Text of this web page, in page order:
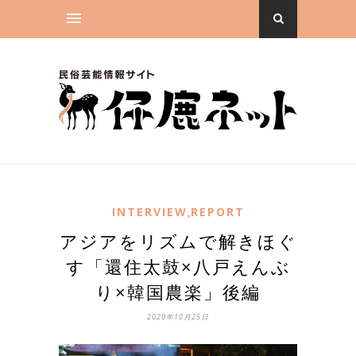
INTERVIEW , REPORT
アジアをリズムで解きほぐ
す「還住太鼓×八戸えんぶ
り×韓国農楽」後編
2020年10月25日